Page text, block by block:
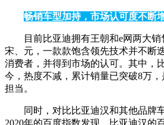
畅销车型加持，市场认可度不断
目前比亚迪拥有王朝和e网两大销
宋、元，一款款饱含领先技术并不断
消费者，并得到市场的认可。其中，
今，热度不减，累计销量已突破8万
担当。
同时，对比比亚迪汉和其他品牌
2020年的百度指数发现，比亚迪汉的